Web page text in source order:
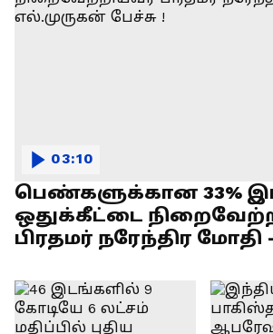
பெண்களுக்கான 33%
ஒதுக்கீட்டை
பிரதமர் நரேந்திர மோதி
03:10